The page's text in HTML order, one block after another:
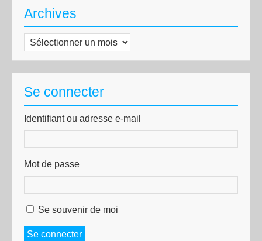
Archives
Archives
Se connecter
Identifiant ou adresse e-mail
Mot de passe
Se souvenir de moi
Se connecter